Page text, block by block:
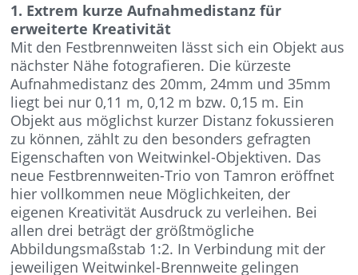
1. Extrem kurze Aufnahmedistanz für
erweiterte Kreativität
Mit den Festbrennweiten lässt sich ein Objekt aus
nächster Nähe fotografieren. Die kürzeste
Aufnahmedistanz des 20mm, 24mm und 35mm
liegt bei nur 0,11 m, 0,12 m bzw. 0,15 m. Ein
Objekt aus möglichst kurzer Distanz fokussieren
zu können, zählt zu den besonders gefragten
Eigenschaften von Weitwinkel-Objektiven. Das
neue Festbrennweiten-Trio von Tamron eröffnet
hier vollkommen neue Möglichkeiten, der
eigenen Kreativität Ausdruck zu verleihen. Bei
allen drei beträgt der größtmögliche
Abbildungsmaßstab 1:2. In Verbindung mit der
jeweiligen Weitwinkel-Brennweite gelingen